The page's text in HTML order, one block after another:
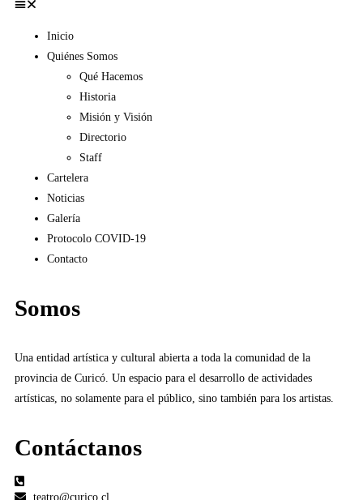
Inicio
Quiénes Somos
Qué Hacemos
Historia
Misión y Visión
Directorio
Staff
Cartelera
Noticias
Galería
Protocolo COVID-19
Contacto
Somos
Una entidad artística y cultural abierta a toda la comunidad de la
provincia de Curicó. Un espacio para el desarrollo de actividades
artísticas, no solamente para el público, sino también para los artistas.
Contáctanos​
teatro@curico.cl